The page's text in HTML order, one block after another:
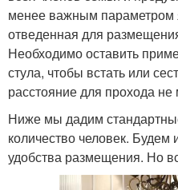
менее важным параметром
отведенная для
Необходимо оставить
стула, чтобы встать или
расстояние для прохода
Ниже мы дадим
количество человек. Будем
удобства размещения. Но